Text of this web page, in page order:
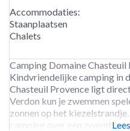
Accommodaties:
Staanplaatsen
Chalets
Camping Domaine Chasteuil
Kindvriendelijke camping in
Chasteuil Provence ligt
Verdon kun je zwemmen
zonnen op het
camping over een zwembad